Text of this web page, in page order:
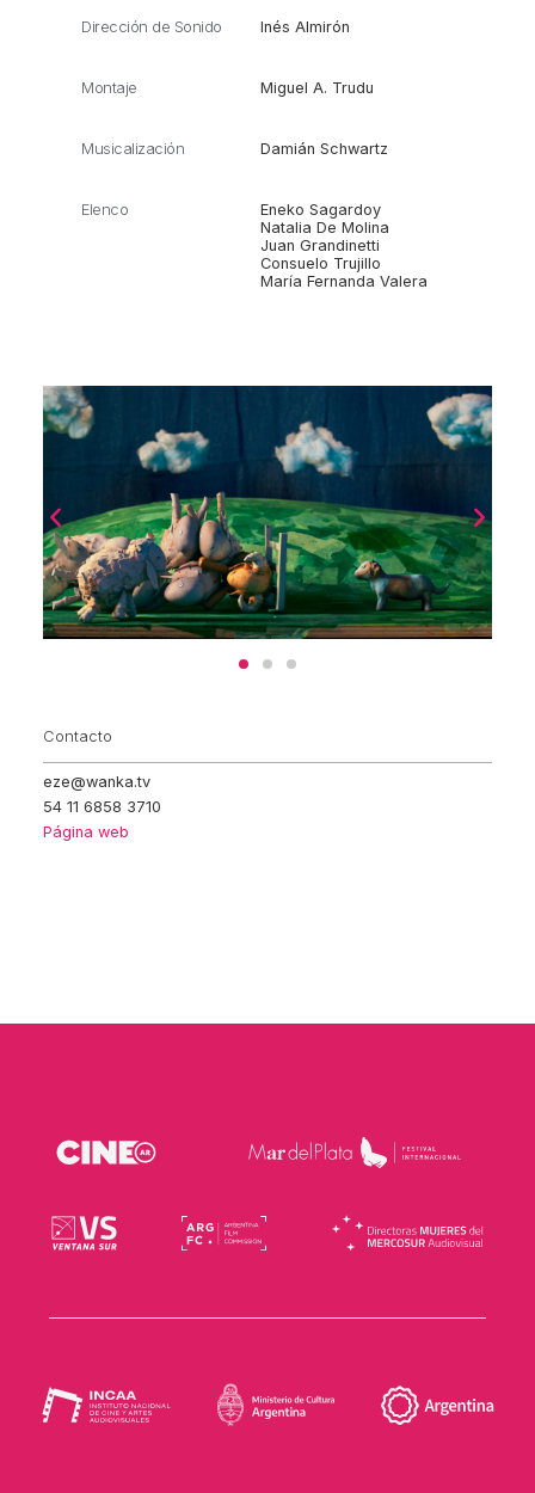
Dirección de Sonido Inés Almirón
Montaje Miguel A. Trudu
Musicalización Damián Schwartz
Elenco
Eneko Sagardoy
Natalia De Molina
Juan Grandinetti
Consuelo Trujillo
María Fernanda Valera
Contacto
eze@wanka.tv
54 11 6858 3710
Página web